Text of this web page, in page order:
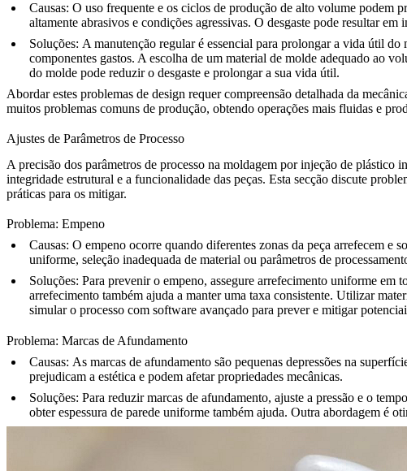
Causas: O uso frequente e os ciclos de produção de alto volume podem
altamente abrasivos e condições agressivas. O desgaste pode resultar
Soluções: A manutenção regular é essencial para prolongar a vida útil do
componentes gastos. A escolha de um material de molde adequado ao
do molde pode reduzir o desgaste e prolongar a sua vida útil.
Abordar estes problemas de design requer compreensão detalhada da
muitos problemas comuns de produção, obtendo operações mais fluidas e
Ajustes de Parâmetros de Processo
A precisão dos parâmetros de processo na moldagem por injeção de
integridade estrutural e a funcionalidade das peças. Esta secção discute
práticas para os mitigar.
Problema: Empeno
Causas: O empeno ocorre quando diferentes zonas da peça arrefecem e
uniforme, seleção inadequada de material ou parâmetros de
Soluções: Para prevenir o empeno, assegure arrefecimento uniforme em
arrefecimento também ajuda a manter uma taxa consistente. Utilizar
simular o processo com software avançado para prever e mitigar
Problema: Marcas de Afundamento
Causas: As marcas de afundamento são pequenas depressões na
prejudicam a estética e podem afetar propriedades mecânicas.
Soluções: Para reduzir marcas de afundamento, ajuste a pressão e o
obter espessura de parede uniforme também ajuda. Outra abordagem é